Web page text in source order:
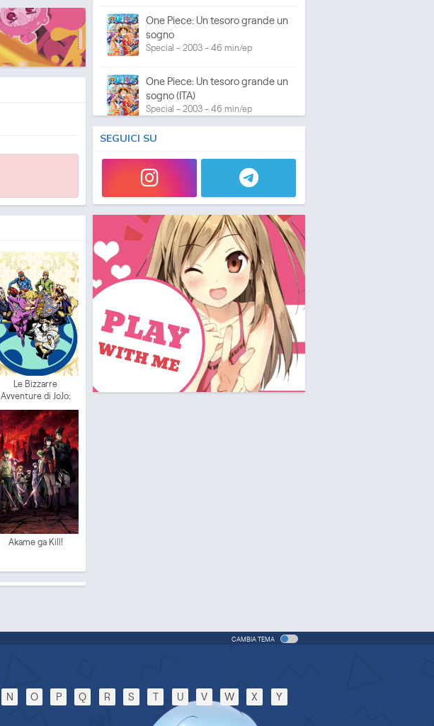
Le Bizzarre
Avventure di JoJo:
Vento Aureo
Akame ga Kill!
One Piece: Un tesoro grande un
sogno
Special - 2003 - 46 min/ep
One Piece: Un tesoro grande un
sogno (ITA)
Special - 2003 - 46 min/ep
One Piece: L'ultima esibizione
One Piece: L'ultima esibizione
(ITA)
Special - 2003 - 45 min/ep
One Piece Movie 05:
Norowareta Seiken
Movie - 2004 - 1h e 35 min/ep
One Piece Movie 05:
Norowareta Seiken (ITA)
Movie - 2004 - 1h e 35 min/ep
One Piece Movie 06: Omatsuri
One Piece Movie 07: Karakuri-
SEGUICI SU
CAMBIA TEMA
N O P Q R S T U V W X
Y